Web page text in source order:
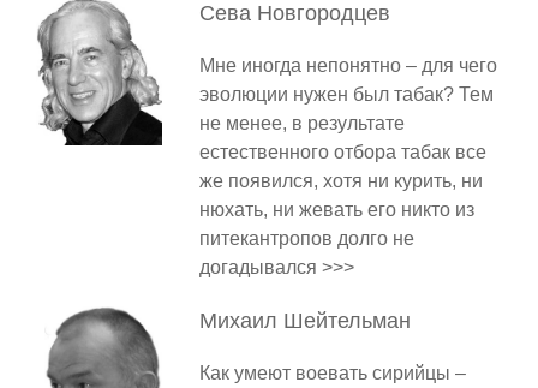
Сева Новгородцев
Мне иногда непонятно – для чего
эволюции нужен был табак? Тем
не менее, в результате
естественного отбора табак все
же появился, хотя ни курить, ни
нюхать, ни жевать его никто из
питекантропов долго не
догадывался >>>
Михаил Шейтельман
Как умеют воевать сирийцы –